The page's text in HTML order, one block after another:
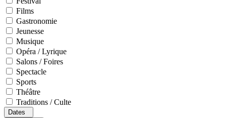
Films
Gastronomie
Jeunesse
Musique
Opéra / Lyrique
Salons / Foires
Spectacle
Sports
Théâtre
Traditions / Culte
Dates